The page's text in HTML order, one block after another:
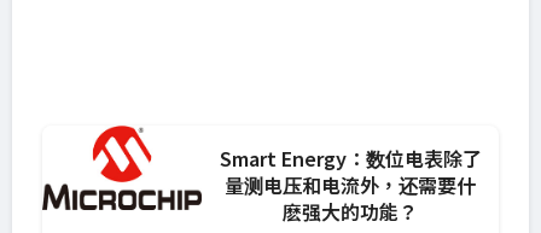
Smart Energy：数位电表除了
量测电压和电流外，还需要什
麽强大的功能？